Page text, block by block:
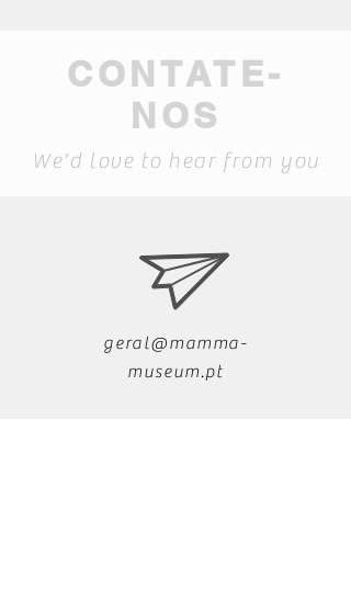
CONTATE-
NOS
We'd love to hear from you
geral@mamma-
museum.pt